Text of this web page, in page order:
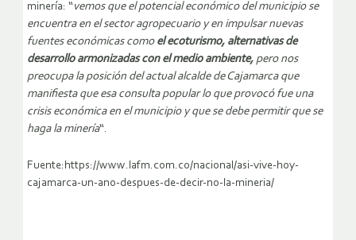
minería: “vemos que el potencial económico del municipio se
encuentra en el sector agropecuario y en impulsar nuevas
fuentes económicas como el ecoturismo, alternativas de
desarrollo armonizadas con el medio ambiente, pero nos
preocupa la posición del actual alcalde de Cajamarca que
manifiesta que esa consulta popular lo que provocó fue una
crisis económica en el municipio y que se debe permitir que se
haga la minería“.
Fuente:https://www.lafm.com.co/nacional/asi-vive-hoy-
cajamarca-un-ano-despues-de-decir-no-la-mineria/